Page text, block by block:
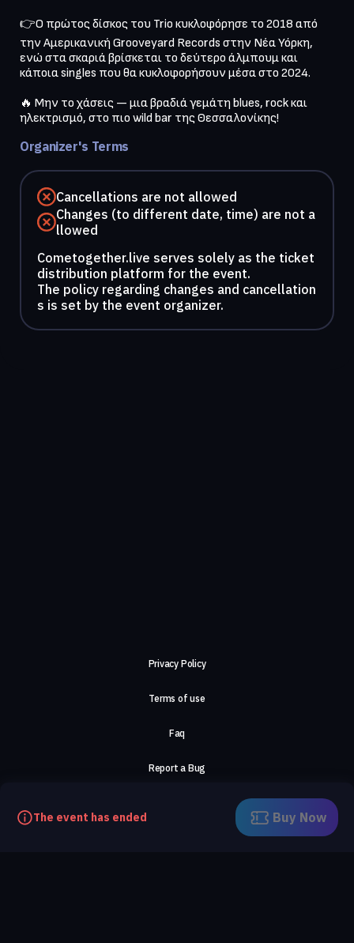
👉Ο πρώτος δίσκος του Trio κυκλοφόρησε το 2018 από
την Αμερικανική Grooveyard Records στην Νέα Υόρκη,
ενώ στα σκαριά βρίσκεται το δεύτερο άλμπουμ και
κάποια singles που θα κυκλοφορήσουν μέσα στο 2024.
🔥 Μην το χάσεις — μια βραδιά γεμάτη blues, rock και
ηλεκτρισμό, στο πιο wild bar της Θεσσαλονίκης!
Organizer's Terms
Cancellations are not allowed
Changes (to different date, time) are not a
llowed
Cometogether.live serves solely as the ticket
distribution platform for the event.
The policy regarding changes and cancellation
s is set by the event organizer.
The event has ended Buy Now
Privacy Policy
Terms of use
Faq
Report a Bug